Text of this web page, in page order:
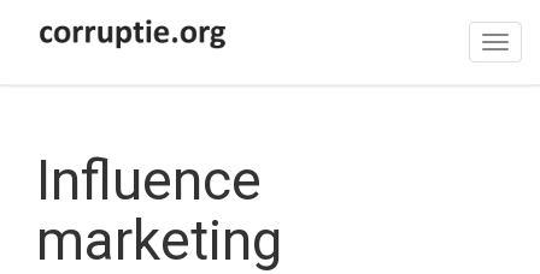
Influence
marketing